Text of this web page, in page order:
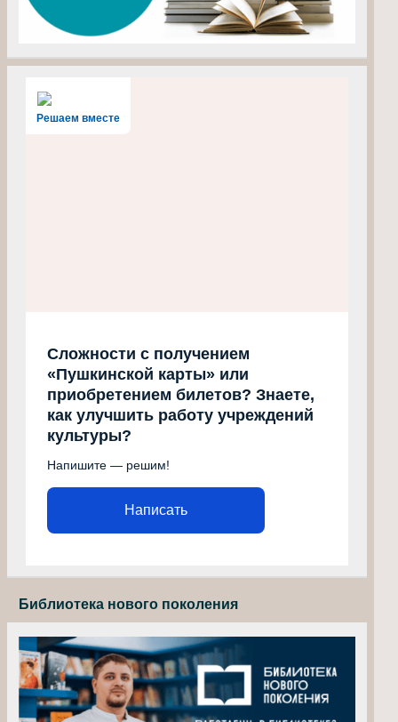
Решаем вместе
Сложности с получением
«Пушкинской карты» или
приобретением билетов? Знаете,
как улучшить работу учреждений
культуры?
Напишите — решим!
Написать
Библиотека нового поколения